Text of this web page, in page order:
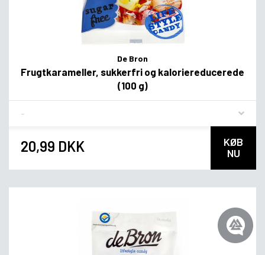
De Bron
Frugtkarameller, sukkerfri og kaloriereducerede
(100 g)
20,99 DKK
KØB
NU